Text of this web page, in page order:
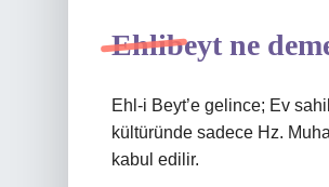
Ehlibeyt ne
Ehl-i Beyt’e gelince; Ev
kültüründe sadece Hz.
kabul edilir.